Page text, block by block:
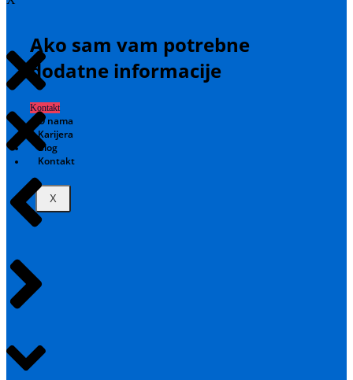
Ako sam vam potrebne
dodatne informacije
Kontakt
O nama
Karijera
Blog
Kontakt
X